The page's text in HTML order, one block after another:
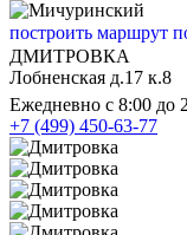
построить маршрут
ДМИТРОВКА
Лобненская д.17 к.8
Ежедневно с 8:00 до
+7 (499) 450-63-77